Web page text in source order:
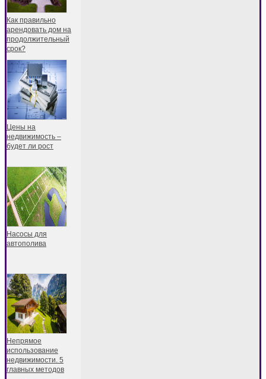
Как правильно
арендовать дом на
продолжительный
срок?
Цены на
недвижимость –
будет ли рост
Насосы для
автополива
Непрямое
использование
недвижимости. 5
главных методов